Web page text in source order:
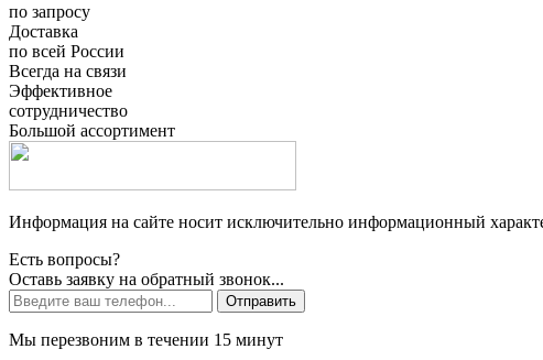
по запросу
Доставка
по всей России
Всегда на связи
Эффективное
сотрудничество
Большой ассортимент
Информация на сайте носит исключительно информационный
Есть вопросы?
Оставь заявку на обратный звонок...
Отправить
Мы перезвоним в течении 15 минут